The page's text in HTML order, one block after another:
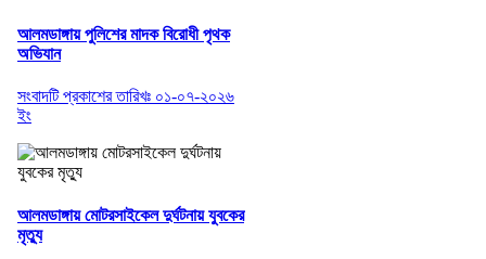
আলমডাঙ্গায় পুলিশের মাদক বিরোধী পৃথক
অভিযান
সংবাদটি প্রকাশের তারিখঃ ০১-০৭-২০২৬
ইং
আলমডাঙ্গায় মোটরসাইকেল দুর্ঘটনায় যুবকের
মৃত্যু